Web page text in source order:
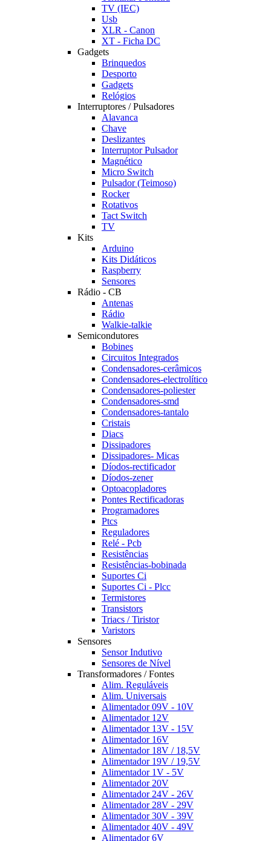
TV (IEC)
Usb
XLR - Canon
XT - Ficha DC
Gadgets
Brinquedos
Desporto
Gadgets
Relógios
Interruptores / Pulsadores
Alavanca
Chave
Deslizantes
Interruptor Pulsador
Magnético
Micro Switch
Pulsador (Teimoso)
Rocker
Rotativos
Tact Switch
TV
Kits
Arduino
Kits Didáticos
Raspberry
Sensores
Rádio - CB
Antenas
Rádio
Walkie-talkie
Semicondutores
Bobines
Circuitos Integrados
Condensadores-cerâmicos
Condensadores-electrolítico
Condensadores-poliester
Condensadores-smd
Condensadores-tantalo
Cristais
Diacs
Dissipadores
Dissipadores- Micas
Díodos-rectificador
Díodos-zener
Optoacopladores
Pontes Rectificadoras
Programadores
Ptcs
Reguladores
Relé - Pcb
Resistências
Resistências-bobinada
Suportes Ci
Suportes Ci - Plcc
Termistores
Transistors
Triacs / Tiristor
Varistors
Sensores
Sensor Indutivo
Sensores de Nível
Transformadores / Fontes
Alim. Reguláveis
Alim. Universais
Alimentador 09V - 10V
Alimentador 12V
Alimentador 13V - 15V
Alimentador 16V
Alimentador 18V / 18,5V
Alimentador 19V / 19,5V
Alimentador 1V - 5V
Alimentador 20V
Alimentador 24V - 26V
Alimentador 28V - 29V
Alimentador 30V - 39V
Alimentador 40V - 49V
Alimentador 6V